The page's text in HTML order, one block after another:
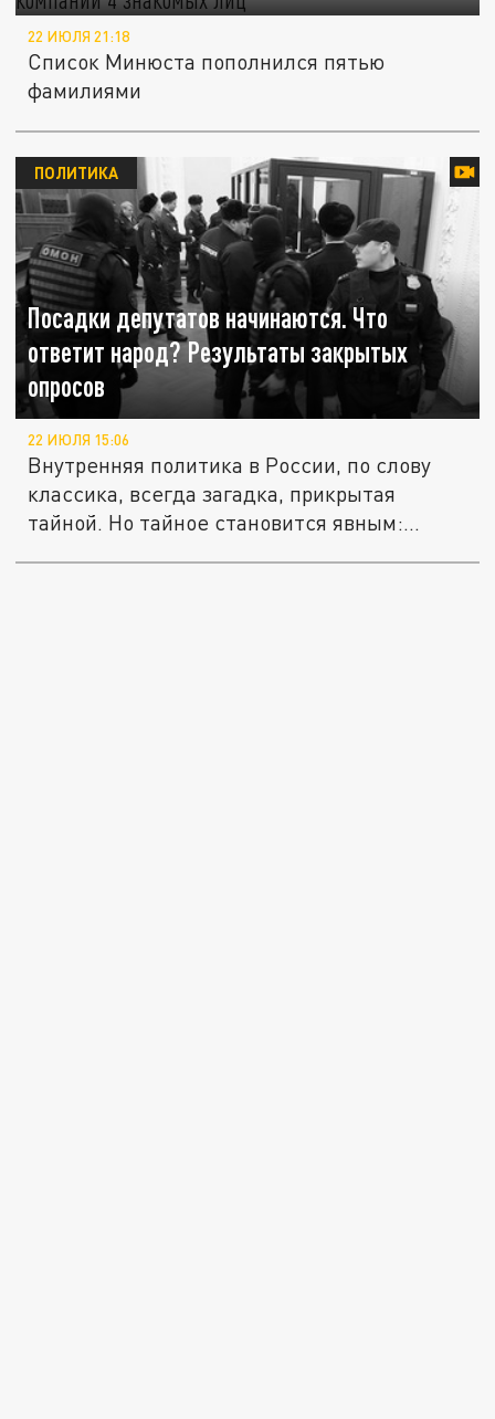
22 ИЮЛЯ 21:18
Список Минюста пополнился пятью
фамилиями
Посадки депутатов начинаются. Что
ответит народ? Результаты закрытых
опросов
ПОЛИТИКА
22 ИЮЛЯ 15:06
Внутренняя политика в России, по слову
классика, всегда загадка, прикрытая
тайной. Но тайное становится явным:...